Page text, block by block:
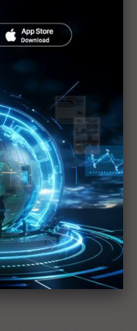
Google Cloud的
術開發，並將堅
業解決方案。」
靠的AI轉型夥
，協助客戶優化
造新的商業模
持領先地位。未
各產業的無限潛
，共同邁向更智